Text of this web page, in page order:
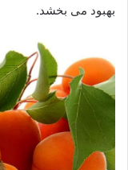
بهبود می بخشد.